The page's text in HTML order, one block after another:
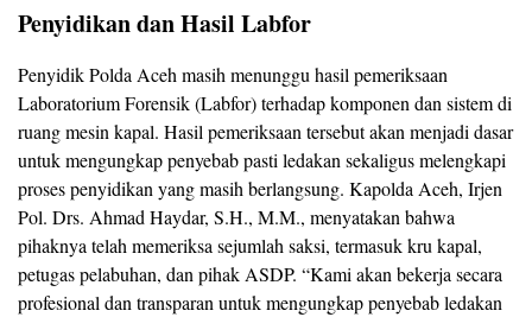
Penyidikan dan Hasil Labfor
Penyidik Polda Aceh masih menunggu hasil pemeriksaan
Laboratorium Forensik (Labfor) terhadap komponen dan sistem di
ruang mesin kapal. Hasil pemeriksaan tersebut akan menjadi dasar
untuk mengungkap penyebab pasti ledakan sekaligus melengkapi
proses penyidikan yang masih berlangsung. Kapolda Aceh, Irjen
Pol. Drs. Ahmad Haydar, S.H., M.M., menyatakan bahwa
pihaknya telah memeriksa sejumlah saksi, termasuk kru kapal,
petugas pelabuhan, dan pihak ASDP. “Kami akan bekerja secara
profesional dan transparan untuk mengungkap penyebab ledakan